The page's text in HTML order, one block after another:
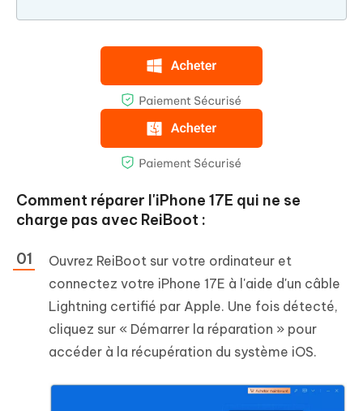
Comment réparer l'iPhone 17E qui ne se
charge pas avec ReiBoot :
Ouvrez ReiBoot sur votre ordinateur et
connectez votre iPhone 17E à l'aide d'un câble
Lightning certifié par Apple. Une fois détecté,
cliquez sur « Démarrer la réparation » pour
accéder à la récupération du système iOS.